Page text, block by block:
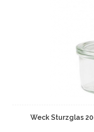
Weck Sturzglas